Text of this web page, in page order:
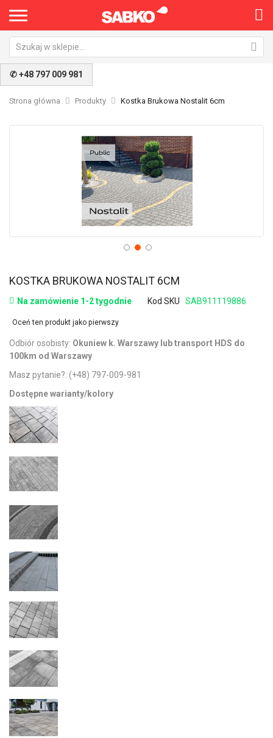
✆ +48 797 009 981
Strona główna Produkty Kostka Brukowa Nostalit 6cm
KOSTKA BRUKOWA NOSTALIT 6CM
Na zamówienie 1-2 tygodnie Kod SKU SAB911119886
Oceń ten produkt jako pierwszy
Odbiór osobisty: Okuniew k. Warszawy lub transport HDS do
100km od Warszawy
Masz pytanie?: (+48) 797-009-981
Dostępne warianty/kolory